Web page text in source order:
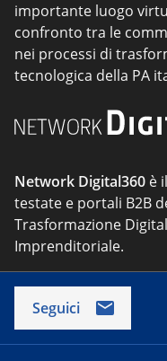
importante luogo
confronto tra le
nei processi di
tecnologica della PA
Network Digital360 è
testate e portali B2B
Trasformazione
Imprenditoriale.
Seguici